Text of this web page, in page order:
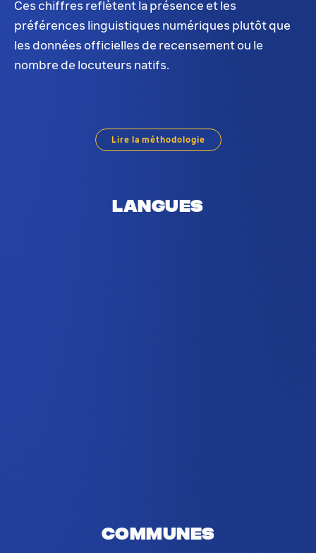
Ces chiffres reflètent la présence et les
préférences linguistiques numériques plutôt que
les données officielles de recensement ou le
nombre de locuteurs natifs.
Distribution du Suédois à Bruxelles. Sur la
Lire la méthodologie
Langues
Communes